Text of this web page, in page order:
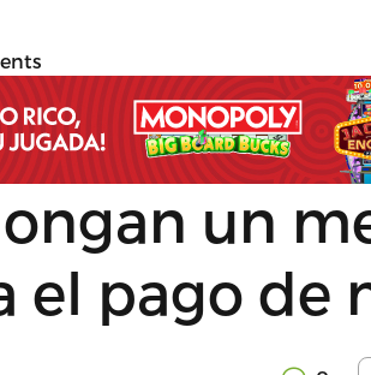
un
el pago de